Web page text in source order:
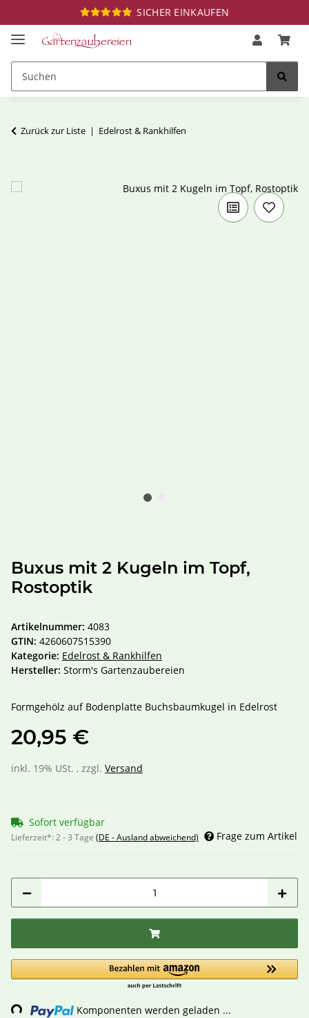
SICHER EINKAUFEN
Zurück zur Liste Edelrost & Rankhilfen
Buxus mit 2 Kugeln im Topf,
Rostoptik
Artikelnummer: 4083
GTIN: 4260607515390
Kategorie: Edelrost & Rankhilfen
Hersteller: Storm's Gartenzaubereien
Formgehölz auf Bodenplatte Buchsbaumkugel in Edelrost
20,95 €
inkl. 19% USt. , zzgl. Versand
Sofort verfügbar
Lieferzeit*:2 - 3 Tage (DE - Ausland abweichend) Frage zum Artikel
Komponenten werden geladen ...